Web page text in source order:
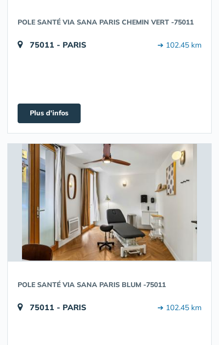
POLE SANTÉ VIA SANA PARIS CHEMIN VERT -75011
75011 - PARIS ➔ 102.45 km
Plus d'infos
POLE SANTÉ VIA SANA PARIS BLUM -75011
75011 - PARIS ➔ 102.45 km